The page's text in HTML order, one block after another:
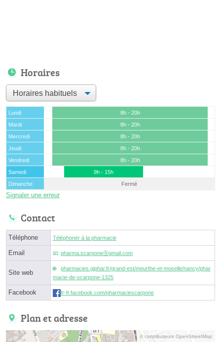
Horaires
Lundi
8h - 20h
Mardi
8h - 20h
Mercredi
8h - 20h
Jeudi
8h - 20h
Vendredi
8h - 20h
Samedi
9h - 15h
Dimanche
Fermé
Signaler une erreur
Contact
Téléphone Téléphoner à la pharmacie
Email pharma.scarponeⓐgmail.com
Site web
pharmacies.giphar.fr/grand-est/meurthe-et-moselle/nancy/phar
macie-de-scarpone-1325
Facebook fr-fr.facebook.com/pharmaciescarpone
Plan et adresse
© contributeurs OpenStreetMap